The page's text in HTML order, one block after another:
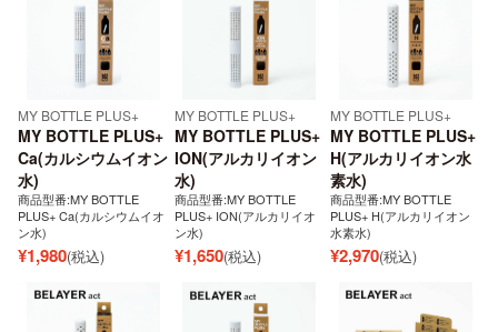
MY BOTTLE PLUS+
MY BOTTLE PLUS+
Ca(カルシウムイオン
水)
商品型番:MY BOTTLE
PLUS+ Ca(カルシウムイオ
ン水)
¥1,980(税込)
MY BOTTLE PLUS+
MY BOTTLE PLUS+
ION(アルカリイオン
水)
商品型番:MY BOTTLE
PLUS+ ION(アルカリイオ
ン水)
¥1,650(税込)
MY BOTTLE PLUS+
MY BOTTLE PLUS+
H(アルカリイオン水
素水)
商品型番:MY BOTTLE
PLUS+ H(アルカリイオン
水素水)
¥2,970(税込)